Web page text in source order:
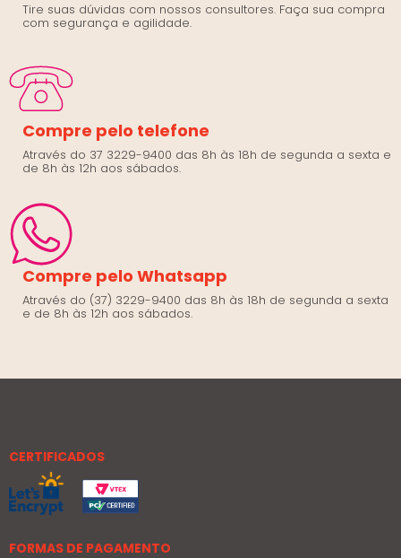
Tire suas dúvidas com nossos consultores. Faça sua compra
com segurança e agilidade.
Compre pelo telefone
Através do 37 3229-9400 das 8h às 18h de segunda a sexta e
de 8h às 12h aos sábados.
Compre pelo Whatsapp
Através do (37) 3229-9400 das 8h às 18h de segunda a sexta
e de 8h às 12h aos sábados.
CERTIFICADOS
FORMAS DE PAGAMENTO